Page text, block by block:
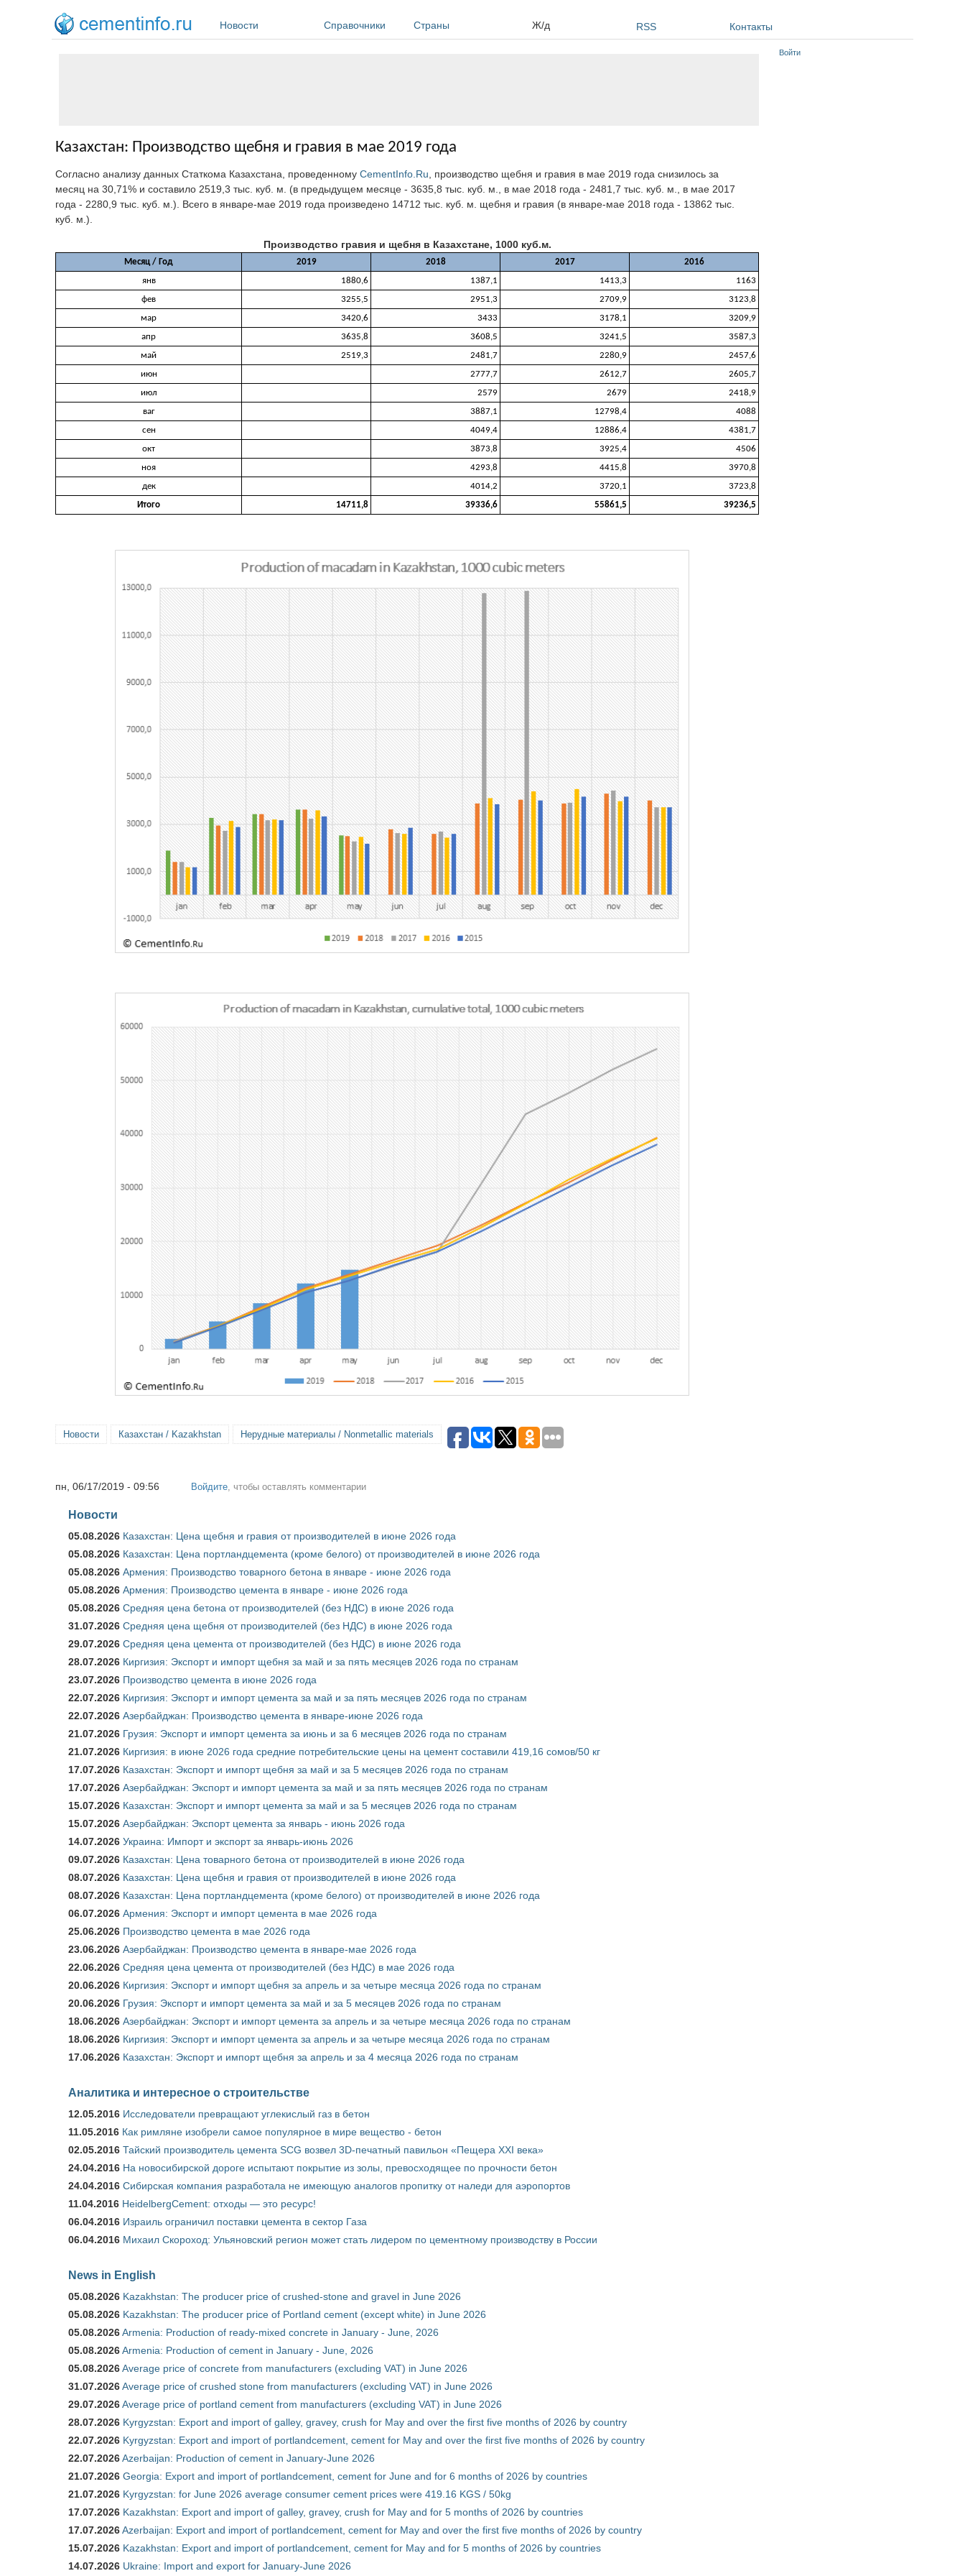
Новости
Справочники Страны Ж/д RSS Контакты
Казахстан: Производство щебня и гравия в мае 2019 года
Согласно анализу данных Статкома Казахстана, проведенному CementInfo.Ru , производство щебня и гравия в мае 2019 года снизилось за
месяц на 30,71% и составило 2519,3 тыс. куб. м. (в предыдущем месяце - 3635,8 тыс. куб. м., в мае 2018 года - 2481,7 тыс. куб. м., в мае 2017
года - 2280,9 тыс. куб. м.). Всего в январе-мае 2019 года произведено 14712 тыс. куб. м. щебня и гравия (в январе-мае 2018 года - 13862 тыс.
куб. м.).
Производство гравия и щебня в Казахстане, 1000 куб.м.
Месяц / Год 2019 2018 2017
2016
янв
1880,6 1387,1 1413,3
1163
фев
3255,5 2951,3 2709,9
3123,8
мар
3420,6 3433 3178,1
3209,9
апр
3635,8 3608,5 3241,5
3587,3
май
2519,3 2481,7 2280,9
2457,6
июн
2777,7 2612,7
2605,7
июл
2579 2679
2418,9
ваг
3887,1 12798,4
4088
сен
4049,4 12886,4
4381,7
окт
3873,8 3925,4
4506
ноя
4293,8 4415,8
3970,8
дек
4014,2 3720,1
3723,8
Итого
14711,8 39336,6 55861,5 39236,5
Новости Казахстан / Kazakhstan Нерудные материалы / Nonmetallic materials
пн, 06/17/2019 - 09:56 Войдите , чтобы оставлять комментарии
Новости
05.08.2026 Казахстан: Цена щебня и гравия от производителей в июне 2026 года
05.08.2026 Казахстан: Цена портландцемента (кроме белого) от производителей в июне 2026 года
05.08.2026 Армения: Производство товарного бетона в январе - июне 2026 года
05.08.2026 Армения: Производство цемента в январе - июне 2026 года
05.08.2026 Средняя цена бетона от производителей (без НДС) в июне 2026 года
31.07.2026 Средняя цена щебня от производителей (без НДС) в июне 2026 года
29.07.2026 Средняя цена цемента от производителей (без НДС) в июне 2026 года
28.07.2026 Киргизия: Экспорт и импорт щебня за май и за пять месяцев 2026 года по странам
23.07.2026 Производство цемента в июне 2026 года
22.07.2026 Киргизия: Экспорт и импорт цемента за май и за пять месяцев 2026 года по странам
22.07.2026 Азербайджан: Производство цемента в январе-июне 2026 года
21.07.2026 Грузия: Экспорт и импорт цемента за июнь и за 6 месяцев 2026 года по странам
21.07.2026 Киргизия: в июне 2026 года средние потребительские цены на цемент составили 419,16 сомов/50 кг
17.07.2026 Казахстан: Экспорт и импорт щебня за май и за 5 месяцев 2026 года по странам
17.07.2026 Азербайджан: Экспорт и импорт цемента за май и за пять месяцев 2026 года по странам
15.07.2026 Казахстан: Экспорт и импорт цемента за май и за 5 месяцев 2026 года по странам
15.07.2026 Азербайджан: Экспорт цемента за январь - июнь 2026 года
14.07.2026 Украина: Импорт и экспорт за январь-июнь 2026
09.07.2026 Казахстан: Цена товарного бетона от производителей в июне 2026 года
08.07.2026 Казахстан: Цена щебня и гравия от производителей в июне 2026 года
08.07.2026 Казахстан: Цена портландцемента (кроме белого) от производителей в июне 2026 года
06.07.2026 Армения: Экспорт и импорт цемента в мае 2026 года
25.06.2026 Производство цемента в мае 2026 года
23.06.2026 Азербайджан: Производство цемента в январе-мае 2026 года
22.06.2026 Средняя цена цемента от производителей (без НДС) в мае 2026 года
20.06.2026 Киргизия: Экспорт и импорт щебня за апрель и за четыре месяца 2026 года по странам
20.06.2026 Грузия: Экспорт и импорт цемента за май и за 5 месяцев 2026 года по странам
18.06.2026 Азербайджан: Экспорт и импорт цемента за апрель и за четыре месяца 2026 года по странам
18.06.2026 Киргизия: Экспорт и импорт цемента за апрель и за четыре месяца 2026 года по странам
17.06.2026 Казахстан: Экспорт и импорт щебня за апрель и за 4 месяца 2026 года по странам
Аналитика и интересное о строительстве
12.05.2016 Исследователи превращают углекислый газ в бетон
11.05.2016 Как римляне изобрели самое популярное в мире вещество - бетон
02.05.2016 Тайский производитель цемента SCG возвел 3D-печатный павильон «Пещера XXI века»
24.04.2016 На новосибирской дороге испытают покрытие из золы, превосходящее по прочности бетон
24.04.2016 Сибирская компания разработала не имеющую аналогов пропитку от наледи для аэропортов
11.04.2016 HeidelbergCement: отходы — это ресурс!
06.04.2016 Израиль ограничил поставки цемента в сектор Газа
06.04.2016 Михаил Скороход: Ульяновский регион может стать лидером по цементному производству в России
News in English
05.08.2026 Kazakhstan: The producer price of crushed-stone and gravel in June 2026
05.08.2026 Kazakhstan: The producer price of Portland cement (except white) in June 2026
05.08.2026Armenia: Production of ready-mixed concrete in January - June, 2026
05.08.2026Armenia: Production of cement in January - June, 2026
05.08.2026Average price of concrete from manufacturers (excluding VAT) in June 2026
31.07.2026Average price of crushed stone from manufacturers (excluding VAT) in June 2026
29.07.2026Average price of portland cement from manufacturers (excluding VAT) in June 2026
28.07.2026 Kyrgyzstan: Export and import of galley, gravey, crush for May and over the first five months of 2026 by country
22.07.2026 Kyrgyzstan: Export and import of portlandcement, cement for May and over the first five months of 2026 by country
22.07.2026Azerbaijan: Production of cement in January-June 2026
21.07.2026 Georgia: Export and import of portlandcement, cement for June and for 6 months of 2026 by countries
21.07.2026 Kyrgyzstan: for June 2026 average consumer cement prices were 419.16 KGS / 50kg
17.07.2026 Kazakhstan: Export and import of galley, gravey, crush for May and for 5 months of 2026 by countries
17.07.2026Azerbaijan: Export and import of portlandcement, cement for May and over the first five months of 2026 by country
15.07.2026 Kazakhstan: Export and import of portlandcement, cement for May and for 5 months of 2026 by countries
14.07.2026 Ukraine: Import and export for January-June 2026
Войти